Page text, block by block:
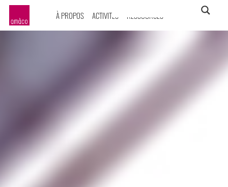
À PROPOS ACTIVITÉS RESSOURCES